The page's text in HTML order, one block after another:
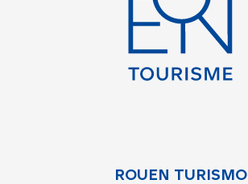
ROUEN TURISMO